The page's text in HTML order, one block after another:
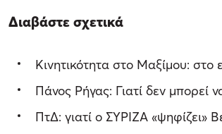
Διαβάστε σχετικά
Κινητικότητα στο Μαξίμου: στο
Πάνος Ρήγας: Γιατί δεν μπορεί
ΠτΔ: γιατί ο ΣΥΡΙΖΑ «ψηφίζει»